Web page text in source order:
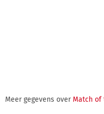
Meer gegevens over Match of